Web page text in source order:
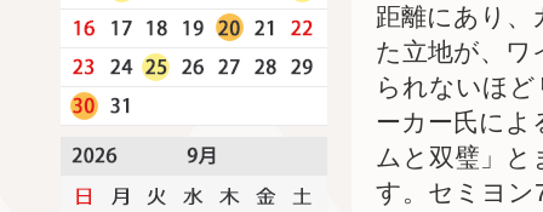
距離にあり、
た立地が、
られないほ
ーカー氏に
ムと双璧」
す。セミヨン